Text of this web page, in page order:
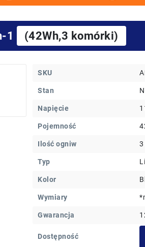
1 (42Wh,3 komórki)
SKU
Stan
Napięcie
Pojemność
Ilość ogniw 3
Typ
Kolor
Wymiary
Gwarancja
Dostępność